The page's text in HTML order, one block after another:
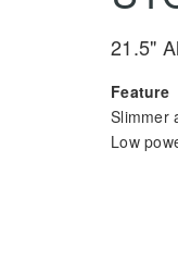
21.5"
Feature
Slimmer
Low